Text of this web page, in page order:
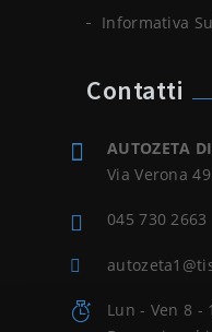
Informativa
Contatti
AUTOZETA
Via Verona
045 730 2663
Lun - Ven 8 -